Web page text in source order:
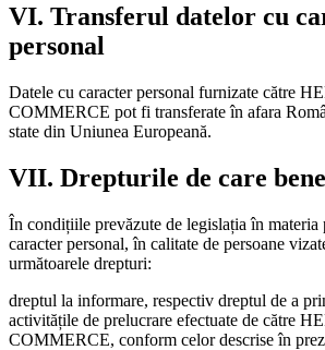
VI. Transferul datelor cu
personal
Datele cu caracter personal furnizate către
COMMERCE pot fi transferate în afara
state din Uniunea Europeană.
VII. Drepturile de care
În condițiile prevăzute de legislația în materia
caracter personal, în calitate de persoane
următoarele drepturi:
dreptul la informare, respectiv dreptul de a
activitățile de prelucrare efectuate de către
COMMERCE, conform celor descrise în